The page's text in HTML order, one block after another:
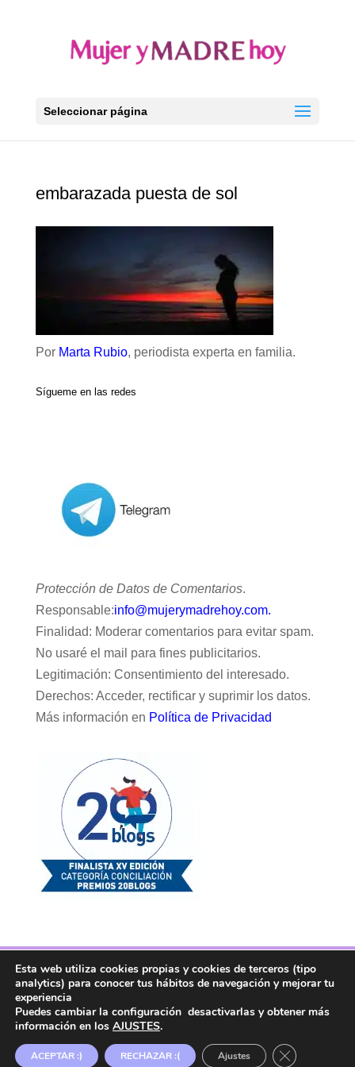
Seleccionar página
embarazada puesta de sol
Por Marta Rubio, periodista experta en familia.
Sígueme en las redes
Protección de Datos de Comentarios.
Responsable:info@mujerymadrehoy.com.
Finalidad: Moderar comentarios para evitar spam.
No usaré el mail para fines publicitarios.
Legitimación: Consentimiento del interesado.
Derechos: Acceder, rectificar y suprimir los datos.
Más información en Política de Privacidad
Facebook Twitter Telegram
RSS
Instagram
Linkedin
marca registrada en la OEPM.
Esta web utiliza cookies propias y cookies de terceros (tipo
analytics) para conocer tus hábitos de navegación y mejorar tu
experiencia
Puedes cambiar la configuración desactivarlas y obtener más
información en los AJUSTES.
ACEPTAR :) RECHAZAR :( Ajustes Cerrar el